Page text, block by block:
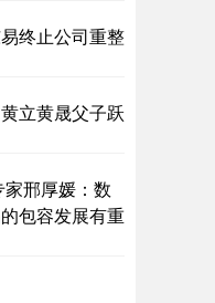
终止公司重整
立黄晟父子跃
邢厚媛：数
包容发展有重